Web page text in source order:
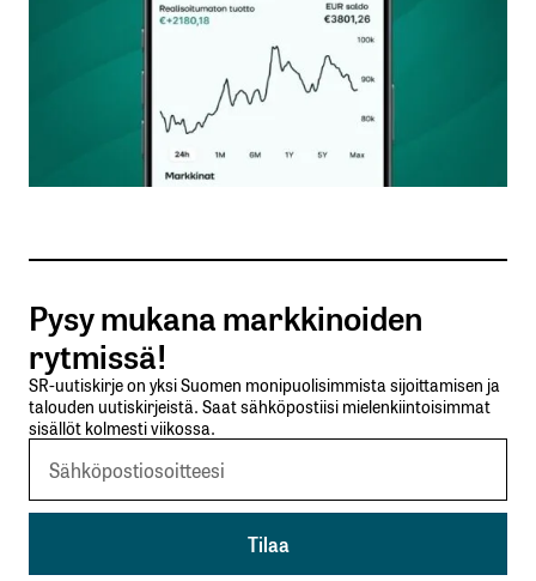
Nimesi tai nimimerkkisi
Sähköpostiosoitteesi
Tilaa SalkunRakentajan uutiskirje
Lähetä kommentti
Pysy mukana markkinoiden
rytmissä!
SR-uutiskirje on yksi Suomen monipuolisimmista sijoittamisen ja
talouden uutiskirjeistä. Saat sähköpostiisi mielenkiintoisimmat
sisällöt kolmesti viikossa.